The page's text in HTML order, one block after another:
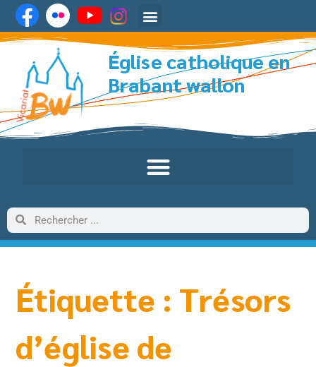
Église catholique en
Brabant wallon
Étiquette : Trésors
d’église de